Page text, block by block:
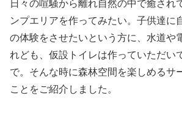
日々の喧騒から離れ自然の中で癒され
ンプエリアを作ってみたい。子供達に
の体験をさせたいという方に、水道や
れども、仮設トイレは作っていただい
で。そんな時に森林空間を楽しめるサ
ことをご紹介しました。